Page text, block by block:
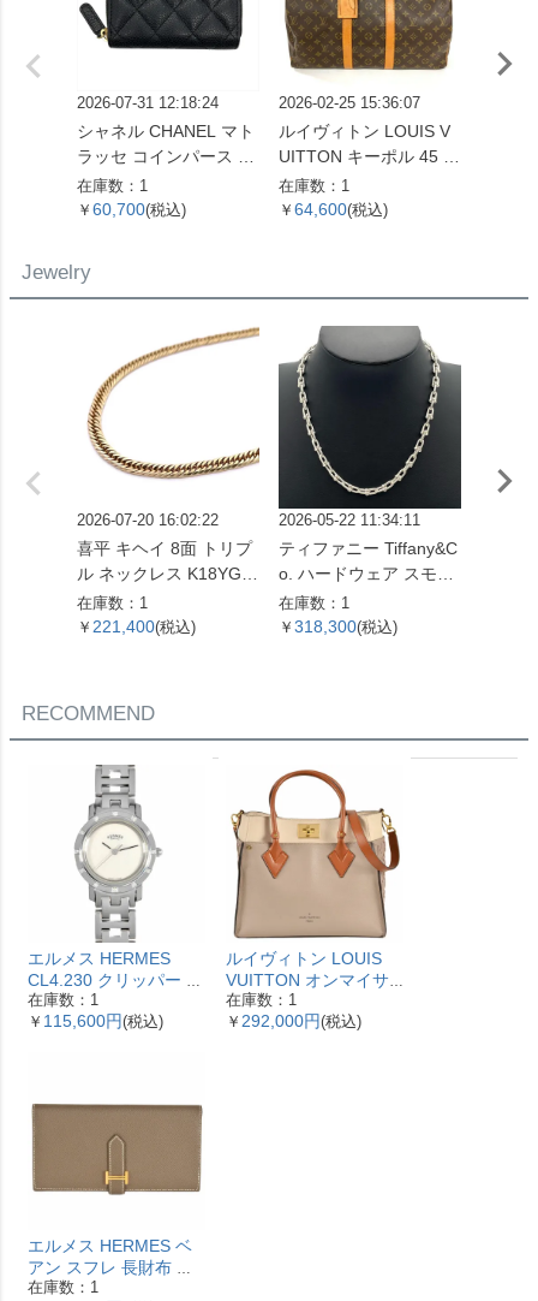
2026-07-31 12:18:24
シャネル CHANEL マト
ラッセ コインパース コ
インケース キャビアス
キン ブラック ゴールド
在庫数：1
￥ 60,700(税込)
2026-02-25 15:36:07
ルイヴィトン LOUIS V
UITTON キーポル 45 ボ
ストンバッグ モノグラ
ム キャンバス M41428
在庫数：1
￥ 64,600(税込)
Jewelry
2026-07-20 16:02:22
喜平 キヘイ 8面 トリプ
ル ネックレス K18YG 1
0.4g【中古】
在庫数：1
￥ 221,400(税込)
2026-05-22 11:34:11
ティファニー Tiffany&C
o. ハードウェア スモー
ルリンク ネックレス 60
153093 SV925 42.4g シ
在庫数：1
￥ 318,300(税込)
RECOMMEND
エルメス HERMES
CL4.230 クリッパー ナ
クレ 腕時計 シェル文字
盤 ベゼル12Pダイヤ レ
在庫数：1
￥ 115,600円(税込)
ルイヴィトン LOUIS
VUITTON オンマイサ
イドMM ハンドバッグ
2WAY レザー M53825
在庫数：1
￥ 292,000円(税込)
エルメス HERMES ベ
アン スフレ 長財布 ヴ
ォーエプソン Y刻印 エ
在庫数：1